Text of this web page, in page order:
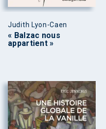
Judith Lyon-Caen
« Balzac nous
appartient »